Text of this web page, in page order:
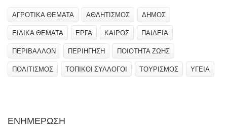
ΑΓΡΟΤΙΚΑ ΘΕΜΑΤΑ ΑΘΛΗΤΙΣΜΟΣ ΔΗΜΟΣ
ΕΙΔΙΚΑ ΘΕΜΑΤΑ ΕΡΓΑ ΚΑΙΡΟΣ ΠΑΙΔΕΙΑ
ΠΕΡΙΒΑΛΛΟΝ ΠΕΡΙΗΓΗΣΗ ΠΟΙΟΤΗΤΑ ΖΩΗΣ
ΠΟΛΙΤΙΣΜΟΣ ΤΟΠΙΚΟΙ ΣΥΛΛΟΓΟΙ ΤΟΥΡΙΣΜΟΣ ΥΓΕΙΑ
ΕΝΗΜΕΡΩΣΗ